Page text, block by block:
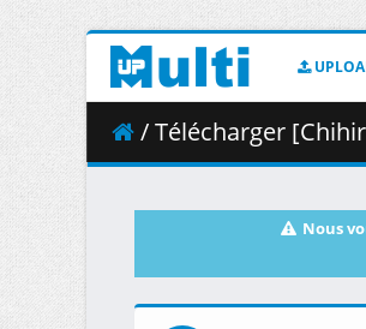
/ Télécharger [Chihiro] Hige
Nous